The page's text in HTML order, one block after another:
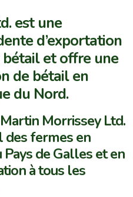
est une
d’exportation
et offre une
de bétail en
du Nord.
Morrissey Ltd.
des fermes en
Pays de Galles et en
à tous les